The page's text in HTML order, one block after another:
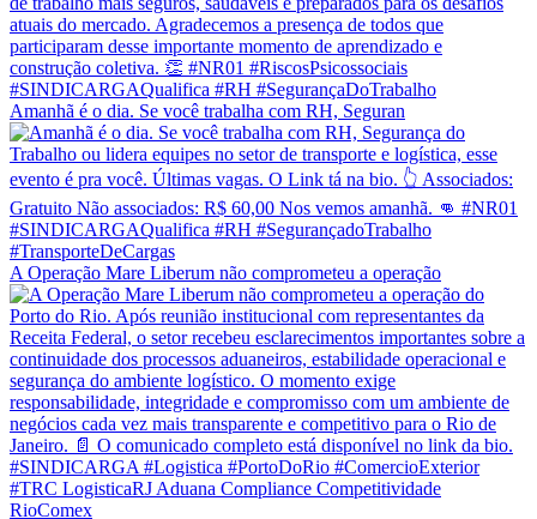
Amanhã é o dia. Se você trabalha com RH, Seguran
A Operação Mare Liberum não comprometeu a operação